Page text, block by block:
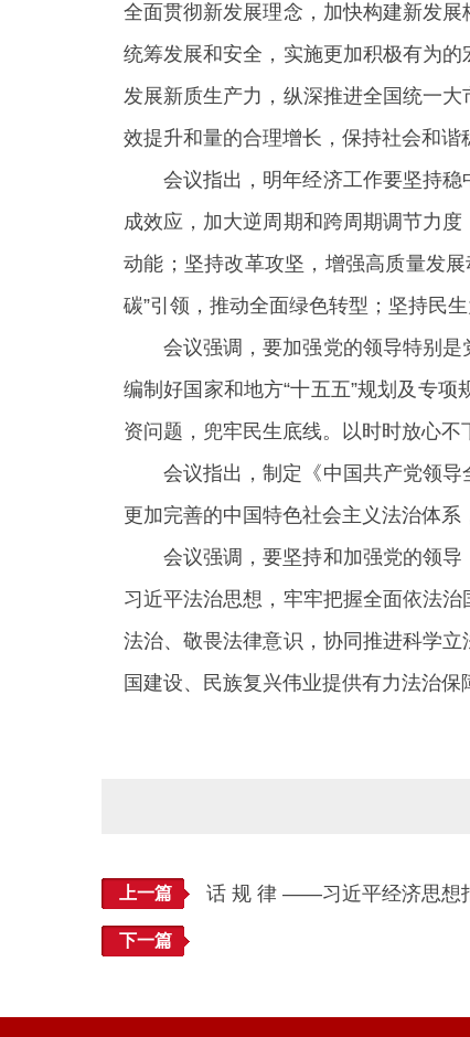
全面贯彻新发展理念，加快构建新发
统筹发展和安全，实施更加积极有为
发展新质生产力，纵深推进全国统一
效提升和量的合理增长，保持社会和谐
会议指出，明年经济工作要坚持
成效应，加大逆周期和跨周期调节力
动能；坚持改革攻坚，增强高质量发
碳”引领，推动全面绿色转型；坚持民
会议强调，要加强党的领导特别
编制好国家和地方“十五五”规划及专
资问题，兜牢民生底线。以时时放心不
会议指出，制定《中国共产党领
更加完善的中国特色社会主义法治体系
会议强调，要坚持和加强党的领
习近平法治思想，牢牢把握全面依法
法治、敬畏法律意识，协同推进科学
国建设、民族复兴伟业提供有力法治保
上一篇 话 规 律 ——习近平经济思想
下一篇